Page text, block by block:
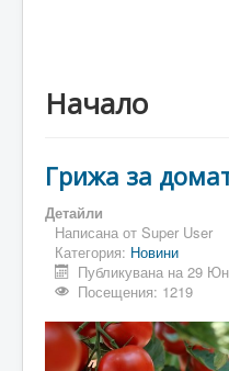
Начало
Грижа за
Детайли
Написана от Super User
Категория: Новини
Публикувана на 29
Посещения: 1219